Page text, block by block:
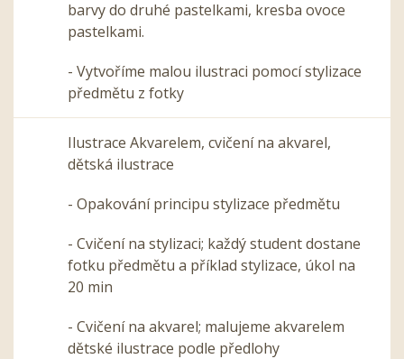
barvy do druhé pastelkami, kresba ovoce
pastelkami.
- Vytvoříme malou ilustraci pomocí stylizace
předmětu z fotky
Ilustrace Akvarelem, cvičení na akvarel,
dětská ilustrace
- Opakování principu stylizace předmětu
- Cvičení na stylizaci; každý student dostane
fotku předmětu a příklad stylizace, úkol na
20 min
- Cvičení na akvarel; malujeme akvarelem
dětské ilustrace podle předlohy